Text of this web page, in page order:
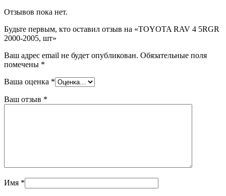
2005,
Отзывов пока нет.
Будьте первым, кто оставил отзыв на «TOYOTA RAV 4 5RGR
2000-2005, шт»
Ваш адрес email не будет опубликован. Обязательные поля
помечены *
Ваша оценка *
Ваш отзыв *
Имя *